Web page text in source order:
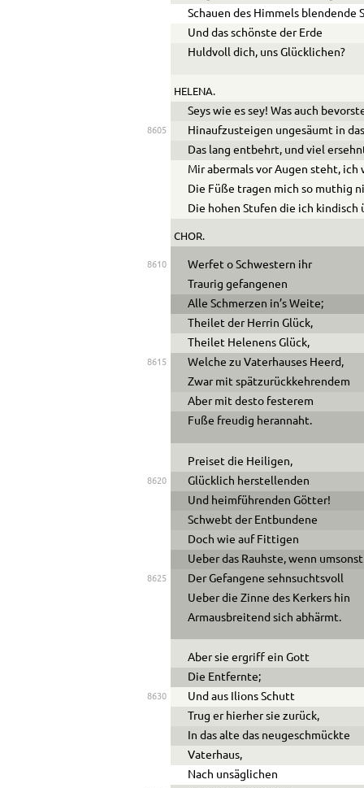
Schauen des Himmels blendende
Und das schönste der Erde
Huldvoll dich, uns Glücklichen?
HELENA.
Seys wie es sey! Was auch
8605
Hinaufzusteigen ungesäumt in
Das lang entbehrt, und viel
Mir abermals vor Augen steht, ich
Die Füße tragen mich so muthig
Die hohen Stufen die ich kindisch
CHOR.
8610
Werfet o Schwestern ihr
Traurig gefangenen
Alle Schmerzen in’s Weite;
Theilet der Herrin Glück,
Theilet Helenens Glück,
8615
Welche zu Vaterhauses Heerd,
Zwar mit spätzurückkehrendem
Aber mit desto festerem
Fuße freudig herannaht.
Preiset die Heiligen,
8620
Glücklich herstellenden
Und heimführenden Götter!
Schwebt der Entbundene
Doch wie auf Fittigen
Ue ber das Rauhste, wenn umsonst
8625
Der Gefangene sehnsuchtsvoll
Ue ber die Zinne des Kerkers hin
Armausbreitend sich abhärmt.
Aber sie ergriff ein Gott
Die Entfernte;
8630
Und aus Ilions Schutt
Trug er hierher sie zurück,
In das alte das neugeschmückte
Vaterhaus,
Nach unsäglichen